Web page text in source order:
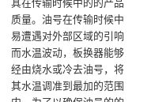
其在传输时候中的的产品
质量。油号在传输时候中
易遭遇对外部区域的引响
而水温波动，板换器能够
经由烧水或冷去油号，将
其水温调准到最加的范围